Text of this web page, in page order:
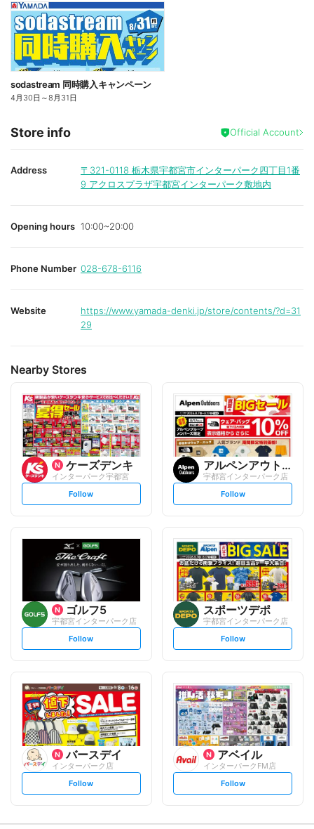
sodastream 同時購入キャンペーン
4月30日 ～8月31日
Store info Official Account
Address 〒321-0118 栃木県宇都宮市インターパーク四丁目1番
9 アクロスプラザ宇都宮インターパーク敷地内
Opening hours 10:00~20:00
Phone Number 028-678-6116
Website
https://www.yamada-denki.jp/store/contents/?d=31
29
Nearby Stores
ケーズデンキ
インターパーク宇都宮
s
t
l
o
w
Follow
アルペンアウトドアーズ
宇都宮インターパーク店
s
t
o
w
Follow
ゴルフ5
宇都宮インターパーク店
s
t
l
o
w
Follow
スポーツデポ
宇都宮インターパーク店
s
t
l
o
w
Follow
バースデイ
インターパーク店
s
t
Follow
アベイル
インターパークFM店
s
t
Follow